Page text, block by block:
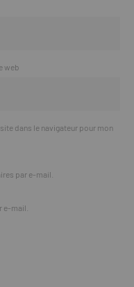
web
dans le navigateur pour mon
par e-mail.
e-mail.